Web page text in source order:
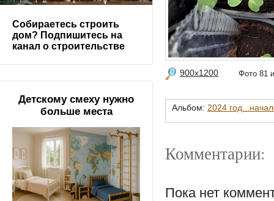
900x1200 Фото
Альбом: 2024
Комментарии:
Пока нет
Собираетесь строить
дом? Подпишитесь на
канал о строительстве
Детскому смеху нужно
больше места